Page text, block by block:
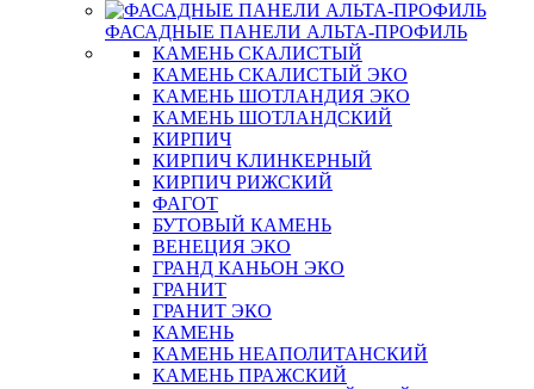
ФАСАДНЫЕ ПАНЕЛИ АЛЬТА-ПРОФИЛЬ
КАМЕНЬ СКАЛИСТЫЙ
КАМЕНЬ СКАЛИСТЫЙ ЭКО
КАМЕНЬ ШОТЛАНДИЯ ЭКО
КАМЕНЬ ШОТЛАНДСКИЙ
КИРПИЧ
КИРПИЧ КЛИНКЕРНЫЙ
КИРПИЧ РИЖСКИЙ
ФАГОТ
БУТОВЫЙ КАМЕНЬ
ВЕНЕЦИЯ ЭКО
ГРАНД КАНЬОН ЭКО
ГРАНИТ
ГРАНИТ ЭКО
КАМЕНЬ
КАМЕНЬ НЕАПОЛИТАНСКИЙ
КАМЕНЬ ПРАЖСКИЙ